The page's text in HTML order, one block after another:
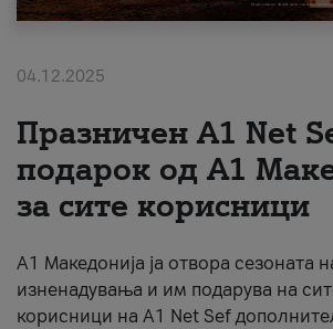
Поддршка
Надополни кредит
За нас
#ПодобарОнлајн
04.12.2025
Празничен A1 Net
подарок од А1
за сите корисници
А1 Македонија ја отвора сезоната
изненадувања и им подарува на
корисници на A1 Net Sef